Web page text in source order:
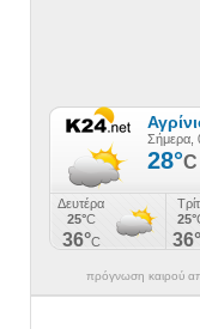
πρόγνωση καιρού